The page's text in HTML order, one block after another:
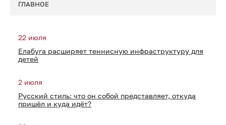
ГЛАВНОЕ
22 июля
Елабуга расширяет теннисную инфраструктуру для
детей
2 июля
Русский стиль: что он собой представляет, откуда
пришёл и куда идёт?